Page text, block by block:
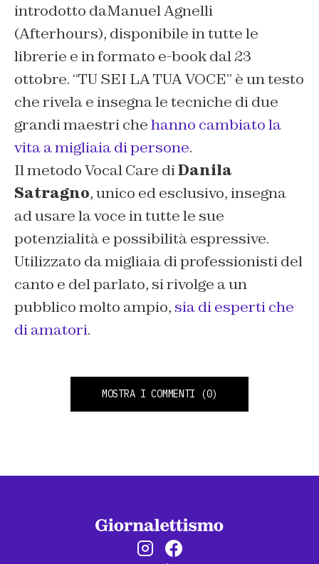
introdotto daManuel Agnelli
(Afterhours), disponibile in tutte le
librerie e in formato e-book dal 23
ottobre. “TU SEI LA TUA VOCE” è un testo
che rivela e insegna le tecniche di due
grandi maestri chehanno cambiato la
vita a migliaia di persone.
Il metodo Vocal Care diDanila
Satragno, unico ed esclusivo, insegna
ad usare la voce in tutte le sue
potenzialità e possibilità espressive.
Utilizzato da migliaia di professionisti del
canto e del parlato, si rivolge a un
pubblico molto ampio, sia di esperti che
di amatori.
MOSTRA I COMMENTI (0)